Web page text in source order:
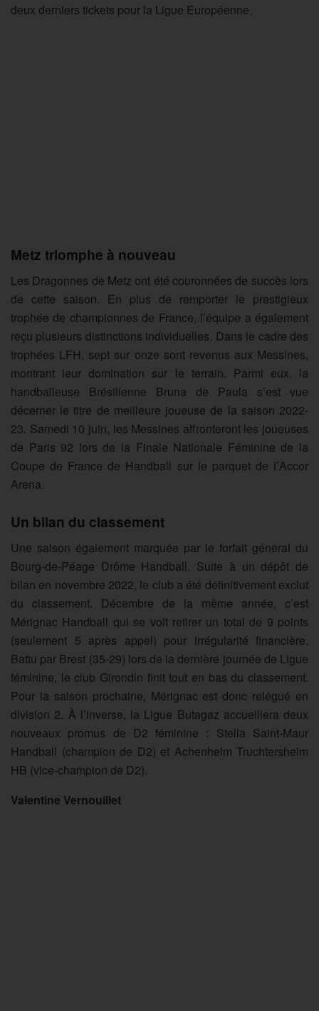
deux derniers tickets pour la Ligue Européenne.
Metz triomphe à nouveau
Les Dragonnes de Metz ont été couronnées de succès lors
de cette saison. En plus de remporter le prestigieux
trophée de championnes de France, l’équipe a également
reçu plusieurs distinctions individuelles. Dans le cadre des
trophées LFH, sept sur onze sont revenus aux Messines,
montrant leur domination sur le terrain. Parmi eux, la
handballeuse Brésilienne Bruna de Paula s’est vue
décerner le titre de meilleure joueuse de la saison 2022-
23. Samedi 10 juin, les Messines affronteront les joueuses
de Paris 92 lors de la Finale Nationale Féminine de la
Coupe de France de Handball sur le parquet de l’Accor
Arena.
Un bilan du classement
Une saison également marquée par le forfait général du
Bourg-de-Péage Drôme Handball. Suite à un dépôt de
bilan en novembre 2022, le club a été définitivement exclut
du classement. Décembre de la même année, c’est
Mérignac Handball qui se voit retirer un total de 9 points
(seulement 5 après appel) pour irrégularité financière.
Battu par Brest (35-29) lors de la dernière journée de Ligue
féminine, le club Girondin finit tout en bas du classement.
Pour la saison prochaine, Mérignac est donc relégué en
division 2. À l’inverse, la Ligue Butagaz accueillera deux
nouveaux promus de D2 féminine : Stella Saint-Maur
Handball (champion de D2) et Achenheim Truchtersheim
HB (vice-champion de D2).
Valentine Vernouillet